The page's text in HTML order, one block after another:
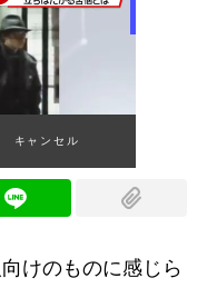
キャンセル
けのものに感じら